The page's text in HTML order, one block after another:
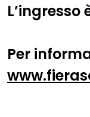
Per